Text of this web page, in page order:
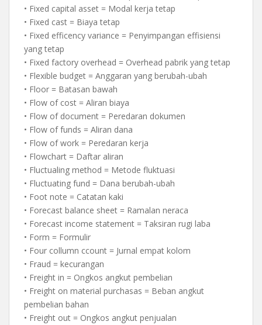
• Fixed capital asset = Modal kerja tetap
• Fixed cast = Biaya tetap
• Fixed efficency variance = Penyimpangan effisiensi
yang tetap
• Fixed factory overhead = Overhead pabrik yang tetap
• Flexible budget = Anggaran yang berubah-ubah
• Floor = Batasan bawah
• Flow of cost = Aliran biaya
• Flow of document = Peredaran dokumen
• Flow of funds = Aliran dana
• Flow of work = Peredaran kerja
• Flowchart = Daftar aliran
• Fluctualing method = Metode fluktuasi
• Fluctuating fund = Dana berubah-ubah
• Foot note = Catatan kaki
• Forecast balance sheet = Ramalan neraca
• Forecast income statement = Taksiran rugi laba
• Form = Formulir
• Four collumn ccount = Jurnal empat kolom
• Fraud = kecurangan
• Freight in = Ongkos angkut pembelian
• Freight on material purchasas = Beban angkut
pembelian bahan
• Freight out = Ongkos angkut penjualan